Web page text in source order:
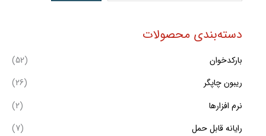
دسته‌بندی محصولات
بارکدخوان
(52)
ریبون چاپگر
(26)
نرم افزارها
(2)
رایانه قابل حمل
(7)